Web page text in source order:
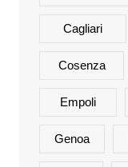
Cagliari
Cosenza
Empoli
Genoa